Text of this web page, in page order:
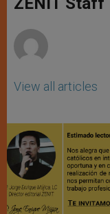
p e k
View all articles